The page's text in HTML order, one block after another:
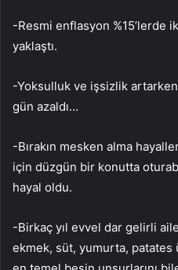
-Resmi enflasyon %15’lerde
yaklaştı.
-Yoksulluk ve işsizlik
gün azaldı…
-Bırakın mesken alma
için düzgün bir konutta
hayal oldu.
-Birkaç yıl evvel dar gelirli
ekmek, süt, yumurta,